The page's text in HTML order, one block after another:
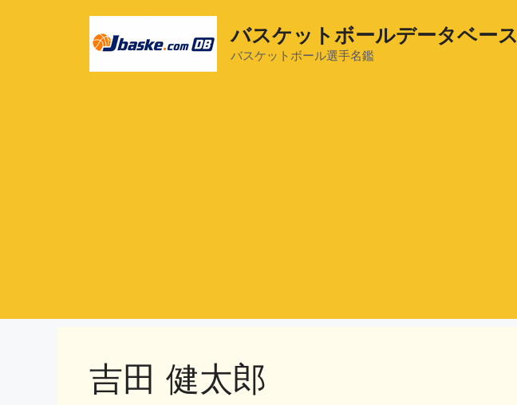
バスケットボールデータベース
バスケットボール選手名鑑
吉田 健太郎